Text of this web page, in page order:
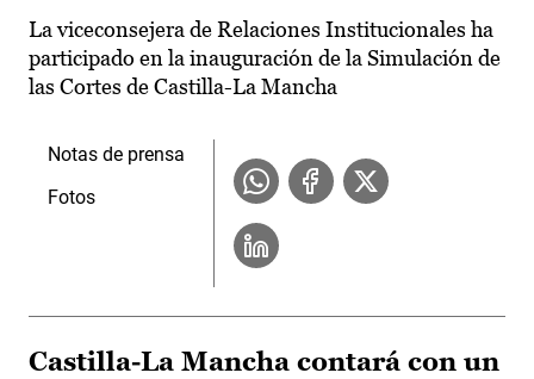
La viceconsejera de Relaciones Institucionales ha
participado en la inauguración de la Simulación de
las Cortes de Castilla-La Mancha
Notas de prensa
Fotos
Castilla-La Mancha contará con un